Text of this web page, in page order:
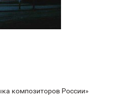
композиторов России»